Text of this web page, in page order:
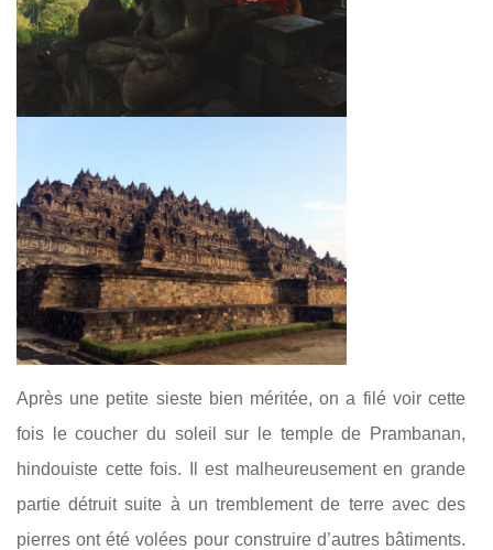
Après une petite sieste bien méritée, on a filé voir cette
fois le coucher du soleil sur le temple de Prambanan,
hindouiste cette fois. Il est malheureusement en grande
partie détruit suite à un tremblement de terre avec des
pierres ont été volées pour construire d’autres bâtiments.